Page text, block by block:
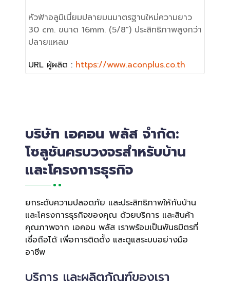
หัวฟ้าอลูมิเนี่ยมปลายมนมาตรฐานใหม่ความยาว
30 cm. ขนาด 16mm. (5/8") ประสิทธิภาพสูงกว่า
ปลายแหลม
URL ผู้ผลิต : https://www.aconplus.co.th
บริษัท เอคอน พลัส จำกัด:
โซลูชันครบวงจรสำหรับบ้าน
และโครงการธุรกิจ
ยกระดับความปลอดภัย และประสิทธิภาพให้กับบ้าน
และโครงการธุรกิจของคุณ ด้วยบริการ และสินค้า
คุณภาพจาก เอคอน พลัส เราพร้อมเป็นพันธมิตรที่
เชื่อถือได้ เพื่อการติดตั้ง และดูแลระบบอย่างมือ
อาชีพ
บริการ และผลิตภัณฑ์ของเรา